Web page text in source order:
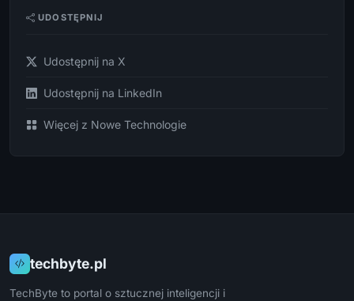
UDOSTĘPNIJ
Udostępnij na X
Udostępnij na LinkedIn
Więcej z Nowe Technologie
techbyte.pl
TechByte to portal o sztucznej inteligencji i